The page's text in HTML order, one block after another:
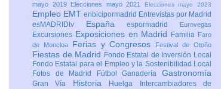
mayo 2019
Elecciones mayo 2021 Elecciones mayo 2023
Empleo EMT enbicipormadrid Entrevistas por Madrid
esMADRIDtv Españaespormadrid Eurovegas
Excursiones Exposiciones en Madrid Familia Faro
de Moncloa
Ferias y Congresos Festival de Otoño
Fiestas de Madrid Fondo Estatal de Inversión Local
Fondo Estatal para el Empleo y la Sostenibilidad Local
Fotos de Madrid
FútbolGanaderíaGastronomía
Gran Vía Historia Huelga
Intercambiadores de